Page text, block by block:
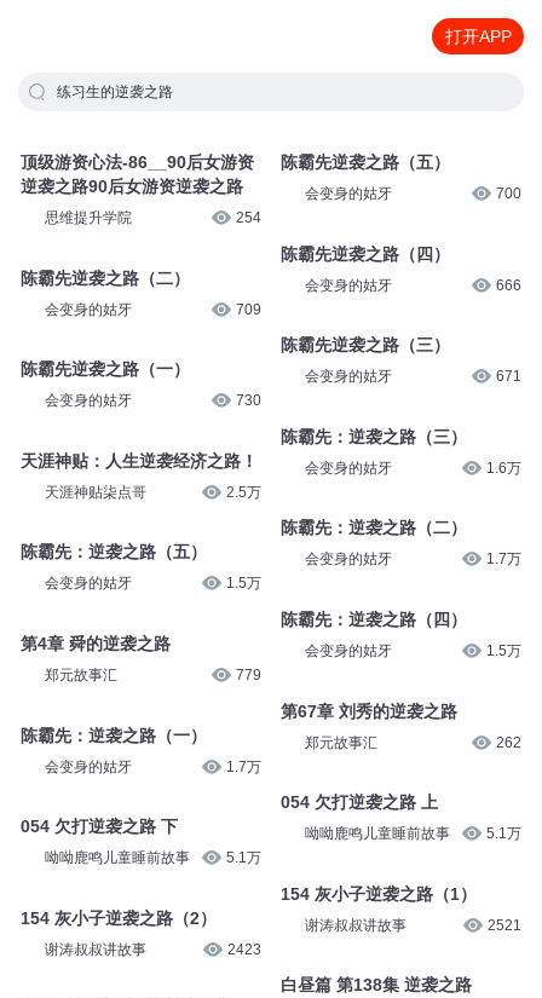
打开APP
练习生的逆袭之路
顶级游资心法-86__90后女游资
逆袭之路90后女游资逆袭之路
思维提升学院 254
陈霸先逆袭之路（二）
会变身的姑牙 709
陈霸先逆袭之路（一）
会变身的姑牙 730
天涯神贴：人生逆袭经济之路！
天涯神贴柒点哥 2.5万
陈霸先：逆袭之路（五）
会变身的姑牙 1.5万
第4章 舜的逆袭之路
郑元故事汇 779
陈霸先：逆袭之路（一）
会变身的姑牙 1.7万
054 欠打逆袭之路 下
呦呦鹿鸣儿童睡前故事 5.1万
154 灰小子逆袭之路（2）
谢涛叔叔讲故事 2423
陈霸先逆袭之路（五）
会变身的姑牙 700
陈霸先逆袭之路（四）
会变身的姑牙 666
陈霸先逆袭之路（三）
会变身的姑牙 671
陈霸先：逆袭之路（三）
会变身的姑牙 1.6万
陈霸先：逆袭之路（二）
会变身的姑牙 1.7万
陈霸先：逆袭之路（四）
会变身的姑牙 1.5万
第67章 刘秀的逆袭之路
郑元故事汇 262
054 欠打逆袭之路 上
呦呦鹿鸣儿童睡前故事 5.1万
154 灰小子逆袭之路（1）
谢涛叔叔讲故事 2521
白昼篇 第138集 逆袭之路